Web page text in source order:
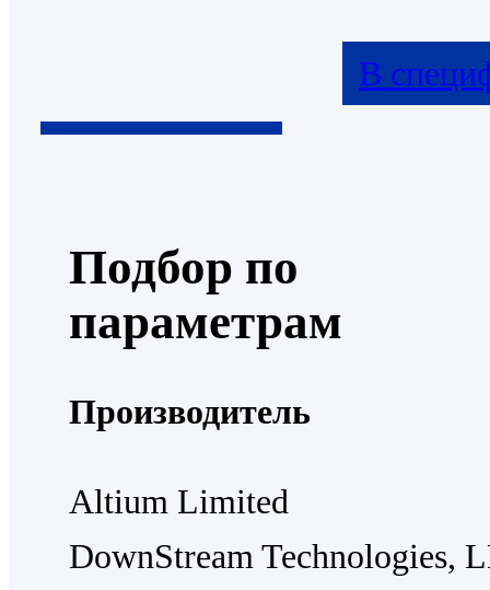
В
Подбор по
параметрам
Производитель
Altium Limited
DownStream Technologies,